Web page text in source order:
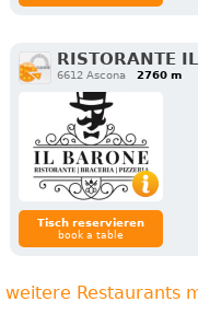
RISTORANTE
6612 Ascona 2760 m
Tisch reservieren
book a table
weitere Restaurants